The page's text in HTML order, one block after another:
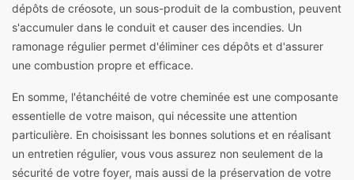
dépôts de créosote, un sous-produit de la combustion, peuvent
s'accumuler dans le conduit et causer des incendies. Un
ramonage régulier permet d'éliminer ces dépôts et d'assurer
une combustion propre et efficace.
En somme, l'étanchéité de votre cheminée est une composante
essentielle de votre maison, qui nécessite une attention
particulière. En choisissant les bonnes solutions et en réalisant
un entretien régulier, vous vous assurez non seulement de la
sécurité de votre foyer, mais aussi de la préservation de votre